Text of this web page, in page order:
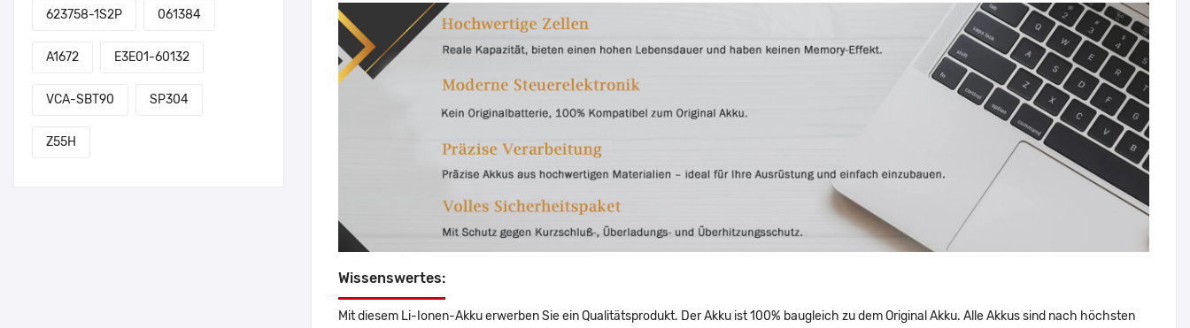
623758-1S2P 061384
A1672 E3E01-60132
VCA-SBT90 SP304
Z55H
Wissenswertes:
Mit diesem Li-Ionen-Akku erwerben Sie ein Qualitätsprodukt. Der Akku ist 100% baugleich zu dem Original Akku. Alle Akkus sind nach höchsten